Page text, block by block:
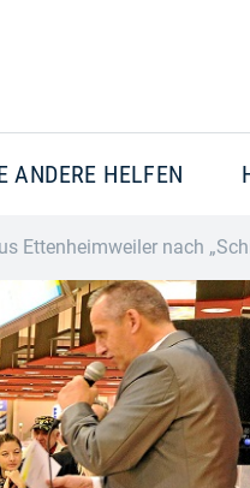
ANDERE HELFEN
Ettenheimweiler nach